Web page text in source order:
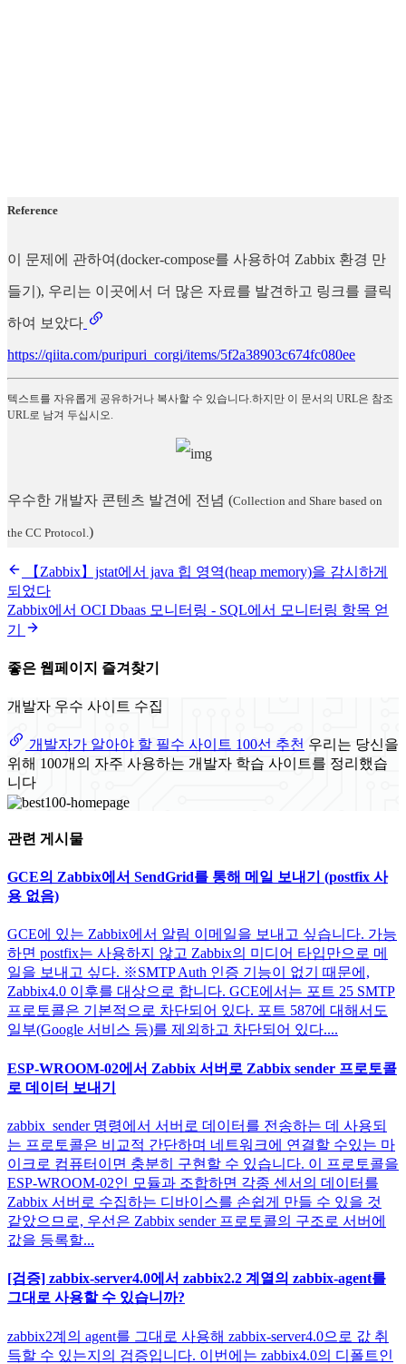
Reference
이 문제에 관하여(docker-compose를 사용하여 Zabbix 환경 만
들기), 우리는 이곳에서 더 많은 자료를 발견하고 링크를 클릭
하여 보았다
https://qiita.com/puripuri_corgi/items/5f2a38903c674fc080ee
텍스트를 자유롭게 공유하거나 복사할 수 있습니다.하지만 이 문서의 URL은 참조
URL로 남겨 두십시오.
우수한 개발자 콘텐츠 발견에 전념 (Collection and Share based on
the CC Protocol. )
【Zabbix】jstat에서 java 힙 영역(heap memory)을 감시하게
되었다
Zabbix에서 OCI Dbaas 모니터링 - SQL에서 모니터링 항목 얻
기
좋은 웹페이지 즐겨찾기
개발자 우수 사이트 수집
개발자가 알아야 할 필수 사이트 100선 추천 우리는 당신을
위해 100개의 자주 사용하는 개발자 학습 사이트를 정리했습
니다
관련 게시물
GCE의 Zabbix에서 SendGrid를 통해 메일 보내기 (postfix 사
용 없음)
GCE에 있는 Zabbix에서 알림 이메일을 보내고 싶습니다. 가능
하면 postfix는 사용하지 않고 Zabbix의 미디어 타입만으로 메
일을 보내고 싶다. ※SMTP Auth 인증 기능이 없기 때문에,
Zabbix4.0 이후를 대상으로 합니다. GCE에서는 포트 25 SMTP
프로토콜은 기본적으로 차단되어 있다. 포트 587에 대해서도
일부(Google 서비스 등)를 제외하고 차단되어 있다....
ESP-WROOM-02에서 Zabbix 서버로 Zabbix sender 프로토콜
로 데이터 보내기
zabbix_sender 명령에서 서버로 데이터를 전송하는 데 사용되
는 프로토콜은 비교적 간단하며 네트워크에 연결할 수있는 마
이크로 컴퓨터이면 충분히 구현할 수 있습니다. 이 프로토콜을
ESP-WROOM-02인 모듈과 조합하면 각종 센서의 데이터를
Zabbix 서버로 수집하는 디바이스를 손쉽게 만들 수 있을 것
같았으므로, 우선은 Zabbix sender 프로토콜의 구조로 서버에
값을 등록할...
[검증] zabbix-server4.0에서 zabbix2.2 계열의 zabbix-agent를
그대로 사용할 수 있습니까?
zabbix2계의 agent를 그대로 사용해 zabbix-server4.0으로 값 취
득할 수 있는지의 검증입니다. 이번에는 zabbix4.0의 디폴트인